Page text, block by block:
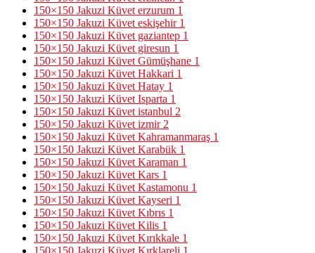
150×150 Jakuzi Küvet erzurum 1
150×150 Jakuzi Küvet eskişehir 1
150×150 Jakuzi Küvet gaziantep 1
150×150 Jakuzi Küvet giresun 1
150×150 Jakuzi Küvet Gümüşhane 1
150×150 Jakuzi Küvet Hakkari 1
150×150 Jakuzi Küvet Hatay 1
150×150 Jakuzi Küvet Isparta 1
150×150 Jakuzi Küvet istanbul 2
150×150 Jakuzi Küvet izmir 2
150×150 Jakuzi Küvet Kahramanmaraş 1
150×150 Jakuzi Küvet Karabük 1
150×150 Jakuzi Küvet Karaman 1
150×150 Jakuzi Küvet Kars 1
150×150 Jakuzi Küvet Kastamonu 1
150×150 Jakuzi Küvet Kayseri 1
150×150 Jakuzi Küvet Kıbrıs 1
150×150 Jakuzi Küvet Kilis 1
150×150 Jakuzi Küvet Kırıkkale 1
150×150 Jakuzi Küvet Kırklareli 1